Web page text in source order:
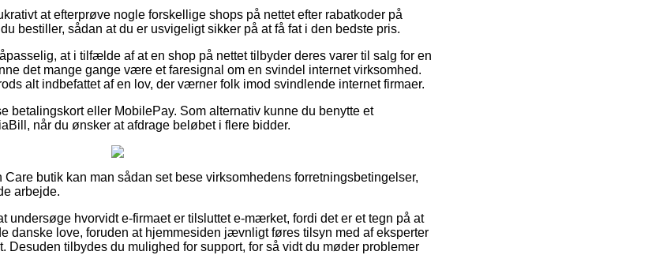
at efterprøve nogle forskellige shops på nettet efter rabatkoder på
bestiller, sådan at du er usvigeligt sikker på at få fat i den bedste pris.
at i tilfælde af at en shop på nettet tilbyder deres varer til salg for en
det mange gange være et faresignal om en svindel internet virksomhed.
alt indbefattet af en lov, der værner folk imod svindlende internet firmaer.
betalingskort eller MobilePay. Som alternativ kunne du benytte et
når du ønsker at afdrage beløbet i flere bidder.
butik kan man sådan set bese virksomhedens forretningsbetingelser,
arbejde.
undersøge hvorvidt e-firmaet er tilsluttet e-mærket, fordi det er et tegn på at
danske love, foruden at hjemmesiden jævnligt føres tilsyn med af eksperter
Desuden tilbydes du mulighed for support, for så vidt du møder problemer